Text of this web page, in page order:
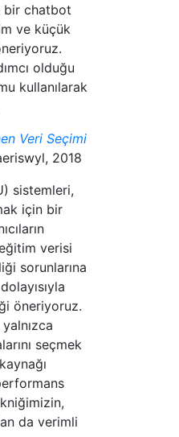
bir chatbot
ve küçük
olduğu
kullanılarak
Veri Seçimi
2018
sistemleri,
için bir
verisi
sorunlarına
öneriyoruz.
seçmek
da verimli